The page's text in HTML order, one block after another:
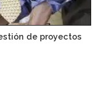
de proyectos